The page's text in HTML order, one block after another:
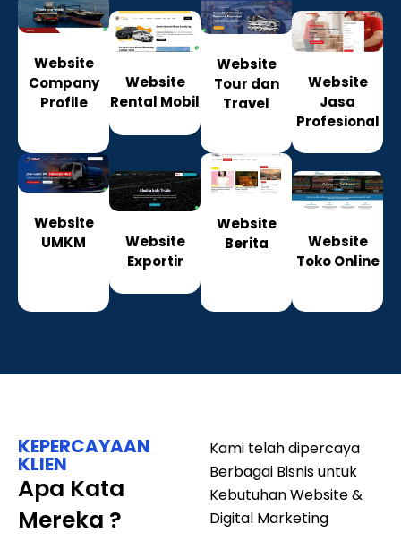
Website
Company
Profile
Website
Rental Mobil
Website
Tour dan
Travel
Website
Jasa
Profesional
Website
UMKM
Website
Exportir
Website
Berita
Website
Toko Online
KEPERCAYAAN
KLIEN
Apa Kata
Mereka ?
Kami telah dipercaya
Berbagai Bisnis untuk
Kebutuhan Website &
Digital Marketing